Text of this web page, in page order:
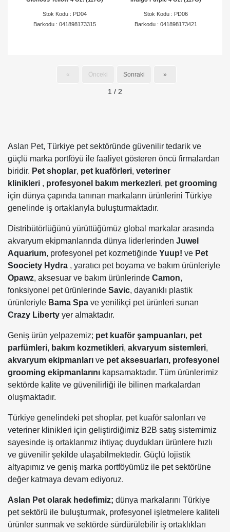
Stok Kodu : PD04
Barkodu : 041898173315
Stok Kodu : PD06
Barkodu : 041898173421
« Önceki Sonraki »
1 / 2
Aslan Pet, Türkiye pet sektöründe güvenilir tedarik ve
güçlü marka portföyü ile faaliyet gösteren öncü firmalardan
biridir. Pet shoplar, pet kuaförleri, veteriner
klinikleri , profesyonel bakım merkezleri, pet grooming
için dünya çapında tanınan markaların ürünlerini Türkiye
genelinde iş ortaklarıyla buluşturmaktadır.
Distribütörlüğünü yürüttüğümüz global markalar arasında
akvaryum ekipmanlarında dünya liderlerinden Juwel
Aquarium, profesyonel pet kozmetiğinde Yuup! ve Pet
Soociety Hydra , yaratıcı pet boyama ve bakım ürünleriyle
Opawz, aksesuar ve bakım ürünlerinde Camon,
fonksiyonel pet ürünlerinde Savic, dayanıklı plastik
ürünleriyle Bama Spa ve yenilikçi pet ürünleri sunan
Crazy Liberty yer almaktadır.
Geniş ürün yelpazemiz; pet kuaför şampuanları, pet
parfümleri, bakım kozmetikleri, akvaryum sistemleri,
akvaryum ekipmanları ve pet aksesuarları, profesyonel
grooming ekipmanlarını kapsamaktadır. Tüm ürünlerimiz
sektörde kalite ve güvenilirliği ile bilinen markalardan
oluşmaktadır.
Türkiye genelindeki pet shoplar, pet kuaför salonları ve
veteriner klinikleri için geliştirdiğimiz B2B satış sistemimiz
sayesinde iş ortaklarımız ihtiyaç duydukları ürünlere hızlı
ve güvenilir şekilde ulaşabilmektedir. Güçlü lojistik
altyapımız ve geniş marka portföyümüz ile pet sektörüne
değer katmaya devam ediyoruz.
Aslan Pet olarak hedefimiz; dünya markalarını Türkiye
pet sektörü ile buluşturmak, profesyonel işletmelere kaliteli
ürünler sunmak ve sektörde sürdürülebilir iş ortaklıkları